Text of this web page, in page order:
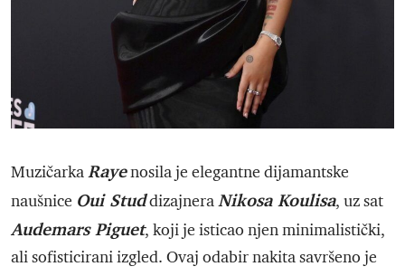
MuzičarkaRayenosila je elegantne dijamantske
naušnice Oui StuddizajneraNikosa Koulisa, uz sat
Audemars Piguet, koji je isticao njen minimalistički,
ali sofisticirani izgled. Ovaj odabir nakita savršeno je